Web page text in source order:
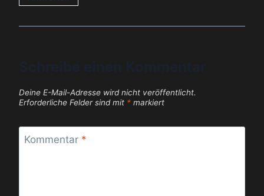
Deine E-Mail-Adresse wird nicht veröffentlicht.
Erforderliche Felder sind mit * markiert
Kommentar *